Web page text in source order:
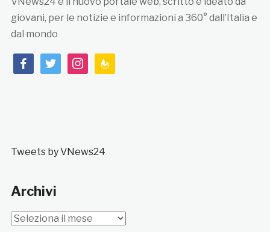
giovani, per le notizie e informazioni a 360° dall’Italia e
dal mondo
facebooktwitterinstagramfeedburner
Tweets by VNews24
Archivi
Archivi